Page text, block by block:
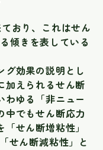
おり、これはせん
傾きを表している
グ効果の説明とし
加えられるせん断
わゆる「非ニュー
中でもせん断応力
せん断増粘性」
せん断減粘性」と